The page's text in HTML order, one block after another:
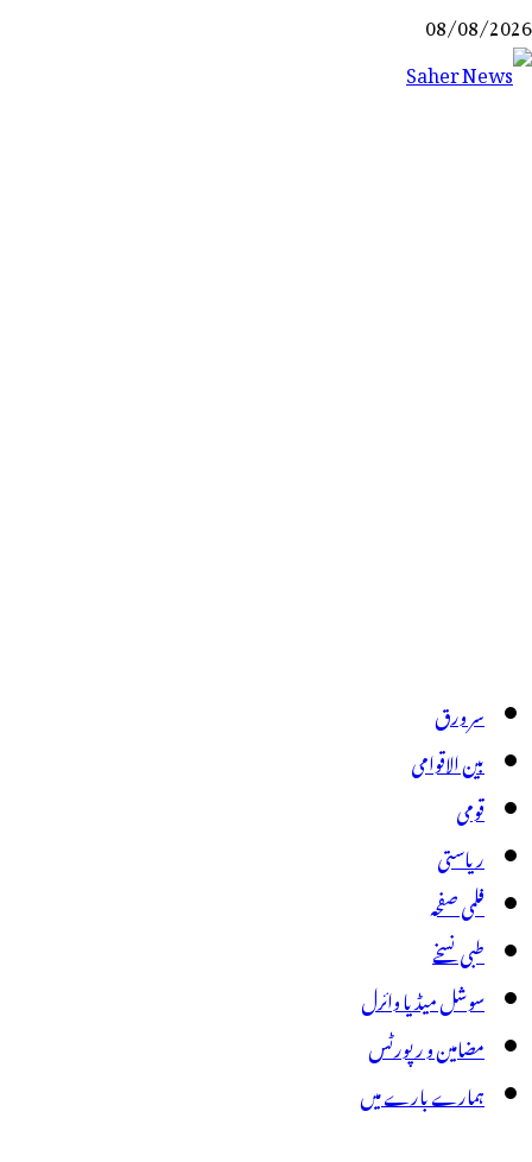
Skip
to
08/08/2026
سر ورق
بین الاقوامی
قومی
ریاستی
فلمی صفحہ
طبی نسخے
سوشل میڈیا وائرل
مضامین و رپورٹس
ہمارے بارے میں